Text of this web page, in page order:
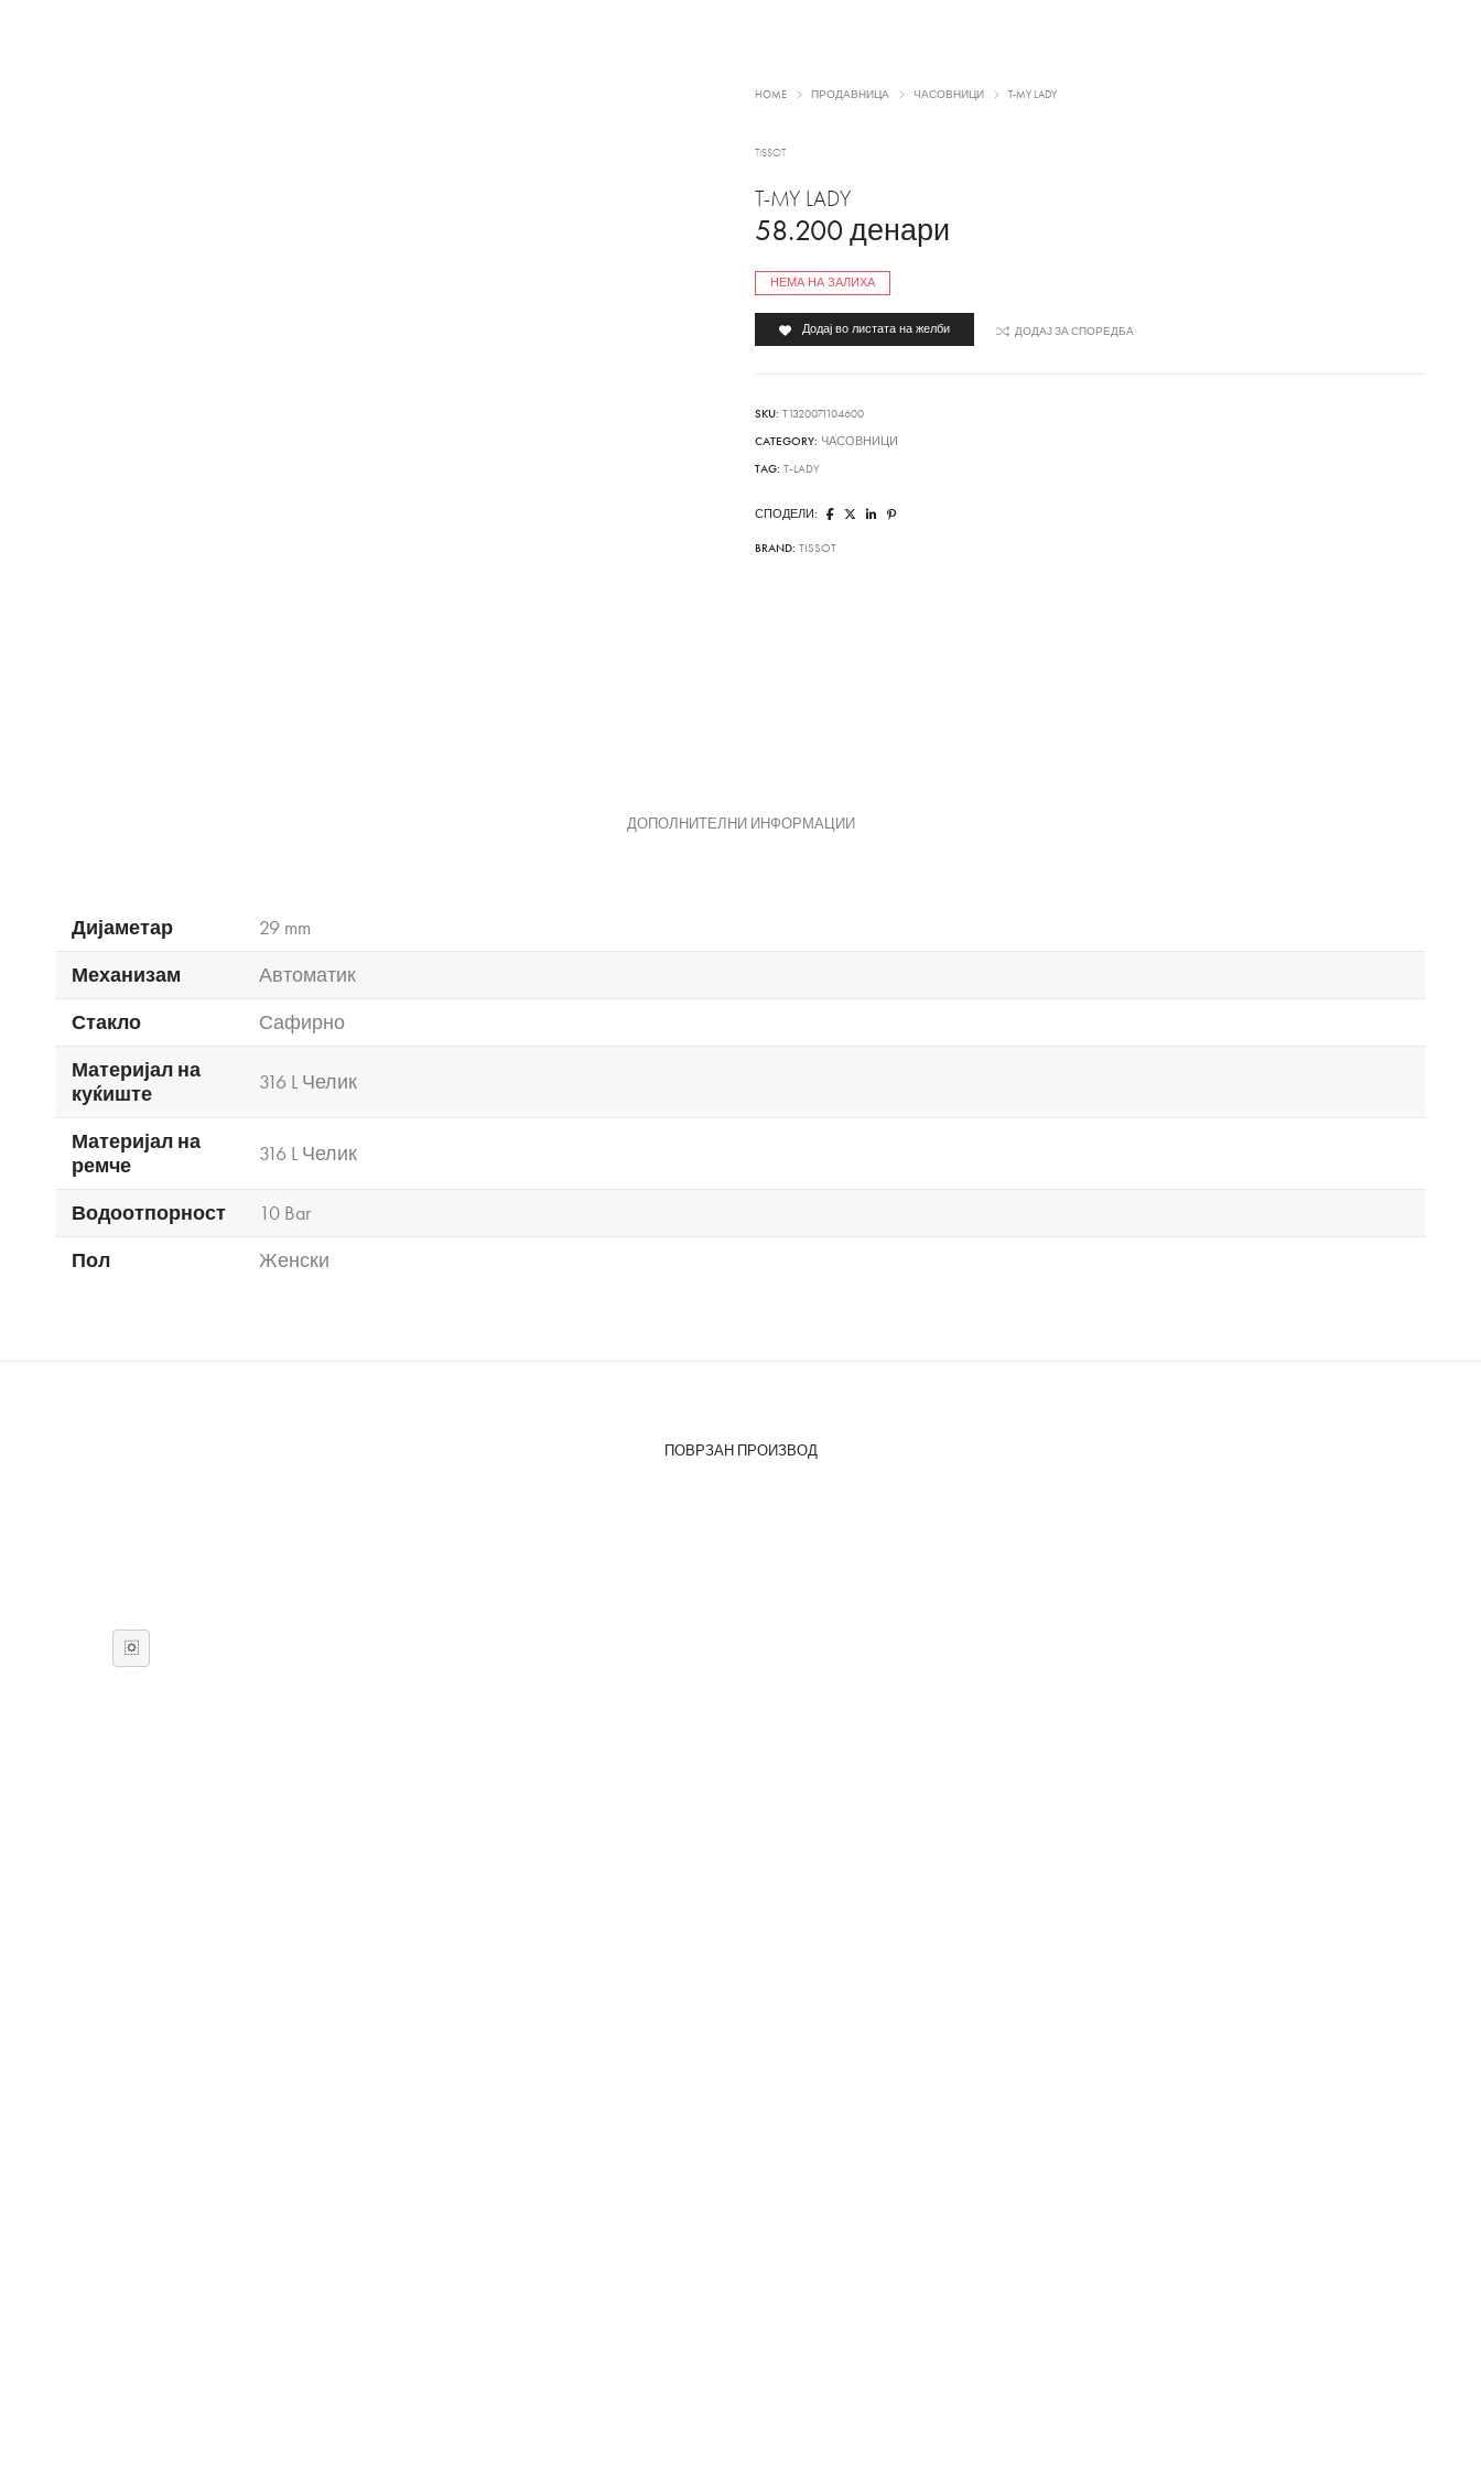
HOME ПРОДАВНИЦА ЧАСОВНИЦИ T-MY LADY
TISSOT
T-MY LADY
58.200денари
НЕМА НА ЗАЛИХА
Додај во листата на желби ДОДАЈ ЗА СПОРЕДБА
SKU:T1320071104600
CATEGORY: ЧАСОВНИЦИ
TAG:T-LADY
СПОДЕЛИ:
BRAND:TISSOT
ДОПОЛНИТЕЛНИ ИНФОРМАЦИИ
Дијаметар
29 mm
Механизам
Автоматик
Стакло
Сафирно
Материјал на
куќиште
316 L Челик
Материјал на
ремче
316 L Челик
Водоотпорност
10 Bar
Пол
Женски
ПОВРЗАН ПРОИЗВОД